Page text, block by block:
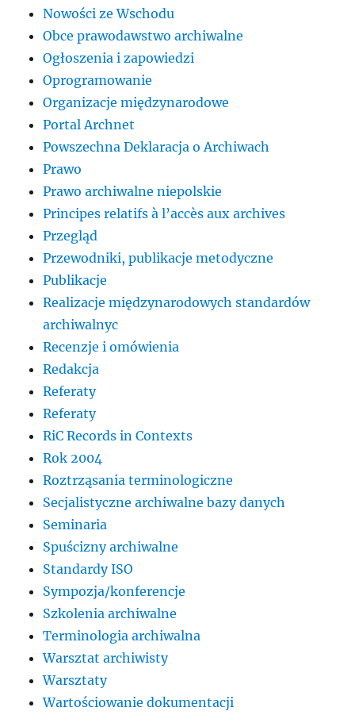
Nowości ze Wschodu
Obce prawodawstwo archiwalne
Ogłoszenia i zapowiedzi
Oprogramowanie
Organizacje międzynarodowe
Portal Archnet
Powszechna Deklaracja o Archiwach
Prawo
Prawo archiwalne niepolskie
Principes relatifs à l’accès aux archives
Przegląd
Przewodniki, publikacje metodyczne
Publikacje
Realizacje międzynarodowych standardów
archiwalnyc
Recenzje i omówienia
Redakcja
Referaty
Referaty
RiC Records in Contexts
Rok 2004
Roztrząsania terminologiczne
Secjalistyczne archiwalne bazy danych
Seminaria
Spuścizny archiwalne
Standardy ISO
Sympozja/konferencje
Szkolenia archiwalne
Terminologia archiwalna
Warsztat archiwisty
Warsztaty
Wartościowanie dokumentacji